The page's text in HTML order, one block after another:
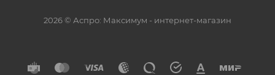
2026 © Аспро: Максимум - интернет-магазин